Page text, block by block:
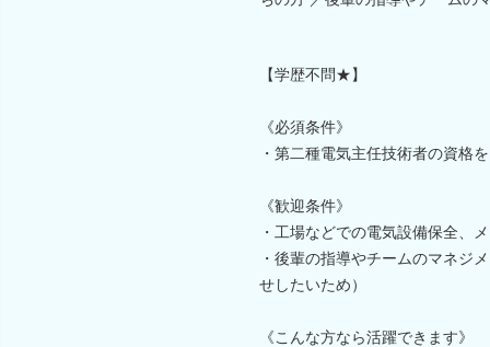
【学歴不問★】
《必須条件》
・第二種電気主任技術者の資格
《歓迎条件》
・工場などでの電気設備保全、
・後輩の指導やチームのマネジ
せしたいため）
《こんな方なら活躍できます》